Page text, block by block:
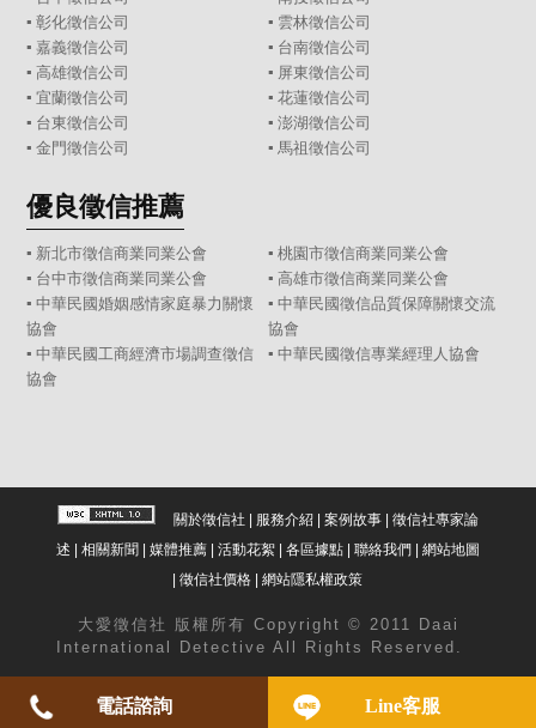
▪彰化徵信公司 ▪ 雲林徵信公司
▪嘉義徵信公司 ▪ 台南徵信公司
▪高雄徵信公司 ▪ 屏東徵信公司
▪宜蘭徵信公司 ▪ 花蓮徵信公司
▪ 台東徵信公司 ▪ 澎湖徵信公司
▪金門徵信公司 ▪ 馬祖徵信公司
優良徵信推薦
▪ 新北市徵信商業同業公會
▪ 桃園市徵信商業同業公會
▪ 台中市徵信商業同業公會
▪ 高雄市徵信商業同業公會
▪ 中華民國婚姻感情家庭暴力關懷
協會
▪ 中華民國徵信品質保障關懷交流
協會
▪ 中華民國工商經濟市場調查徵信
協會
▪ 中華民國徵信專業經理人協會
關於徵信社 | 服務介紹| 案例故事| 徵信社專家論
述 | 相關新聞 | 媒體推薦| 活動花絮| 各區據點| 聯絡我們| 網站地圖
|徵信社價格 |網站隱私權政策
大愛 徵信社
版權所有 Copyright © 2011 Daai
International Detective All Rights Reserved.
電話諮詢 Line客服